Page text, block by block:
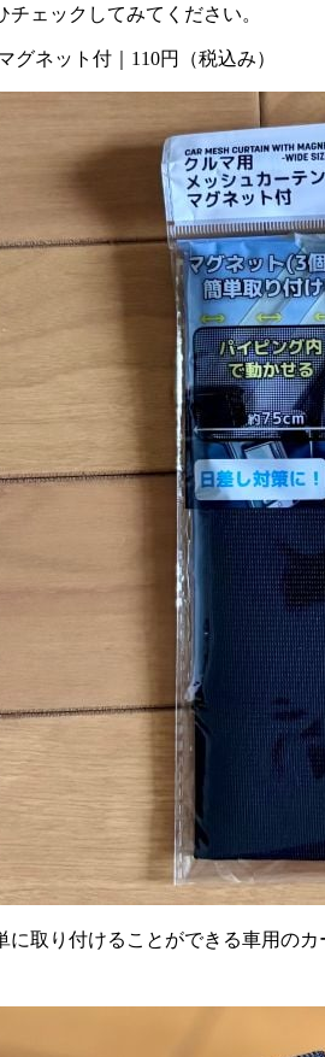
ェックしてみてください。
グネット付｜110円（税込み）
に取り付けることができる車用の